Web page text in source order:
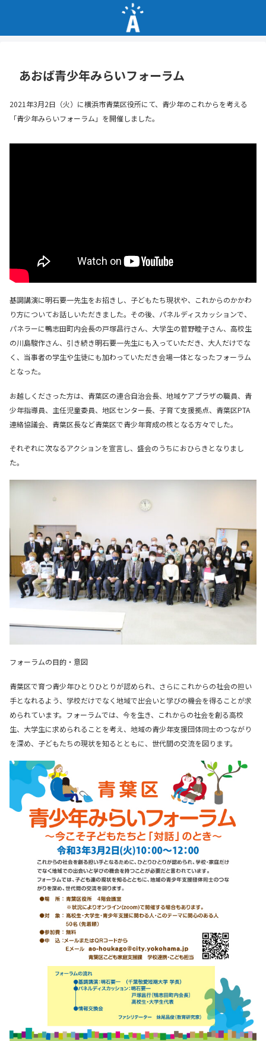
あおば青少年みらいフォーラム
2021年3月2日（火）に横浜市青葉区役所にて、青少年のこれからを考える
「青少年みらいフォーラム」を開催しました。
基調講演に明石要一先生をお招きし、子どもたち現状や、これからのかかわ
り方についてお話しいただきました。その後、パネルディスカッションで、
パネラーに鴨志田町内会長の戸塚昌行さん、大学生の菅野睦子さん、高校生
の川島駿作さん、引き続き明石要一先生にも入っていただき、大人だけでな
く、当事者の学生や生徒にも加わっていただき会場一体となったフォーラム
となった。
お越しくださった方は、青葉区の連合自治会長、地域ケアプラザの職員、青
少年指導員、主任児童委員、地区センター長、子育て支援拠点、青葉区PTA
連絡協議会、青葉区長など青葉区で青少年育成の核となる方々でした。
それぞれに次なるアクションを宣言し、盛会のうちにおひらきとなりまし
た。
フォーラムの目的・意図
青葉区で育つ青少年ひとりひとりが認められ、さらにこれからの社会の担い
手となれるよう、学校だけでなく地域で出会いと学びの機会を得ることが求
められています。フォーラムでは、今を生き、これからの社会を創る高校
生、大学生に求められることを考え、地域の青少年支援団体同士のつながり
を深め、子どもたちの現状を知るとともに、世代間の交流を図ります。